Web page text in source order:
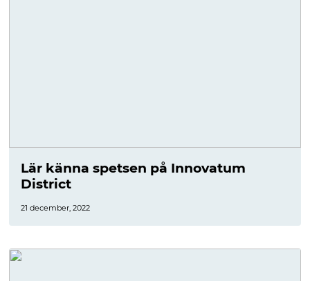
Lär känna spetsen på Innovatum
District
21 december, 2022